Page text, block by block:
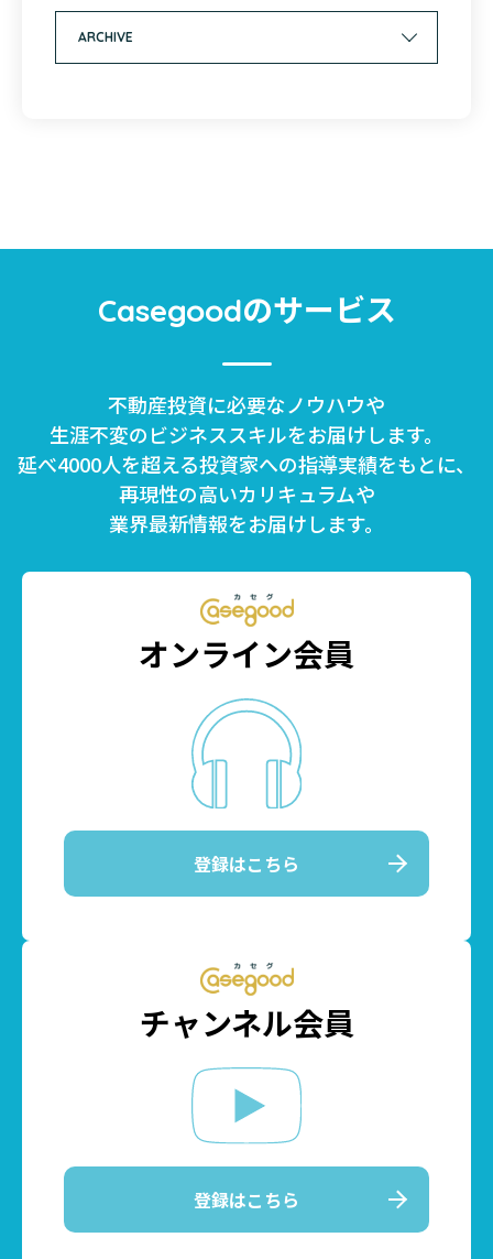
ARCHIVE
Casegoodのサービス
不動産投資に必要なノウハウや
生涯不変のビジネススキルをお届けします。
延べ4000人を超える投資家への指導実績をもとに、
再現性の高いカリキュラムや
業界最新情報をお届けします。
オンライン会員
登録はこちら
チャンネル会員
登録はこちら